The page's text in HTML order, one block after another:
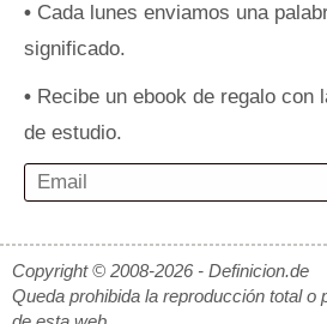
• Cada lunes enviamos una
significado.
• Recibe un ebook de regalo con
de estudio.
Copyright © 2008-2026 - Definicion.de
Queda prohibida la reproducción total o